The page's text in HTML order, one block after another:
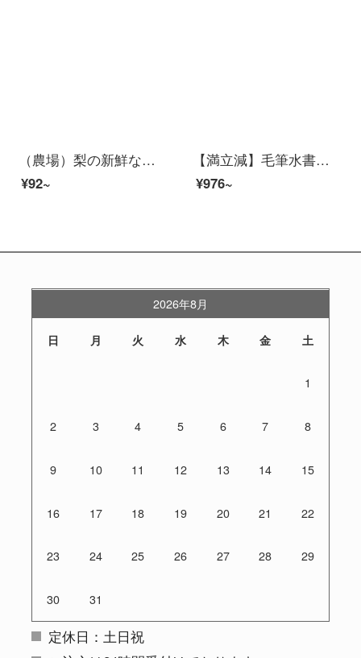
（農場）梨の新鮮な果物は約3斤です。
¥92~
【満立減】毛筆水書帖フル8冊毛筆書帖入門顔体柳体趙体欧体毛筆書帖入門速成ゼロ基礎速成書道
¥976~
2026年8月
日 月 火 水 木 金 土
1
2 3 4 5 6 7 8
9 10 11 12 13 14 15
16 17 18 19 20 21 22
23 24 25 26 27 28 29
30 31
定休日：土日祝